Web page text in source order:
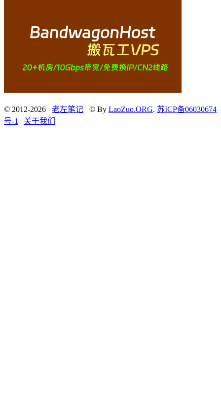
© 2012-2026 老左笔记 © By LaoZuo.ORG. 苏ICP备06030674
号-1 | 关于我们